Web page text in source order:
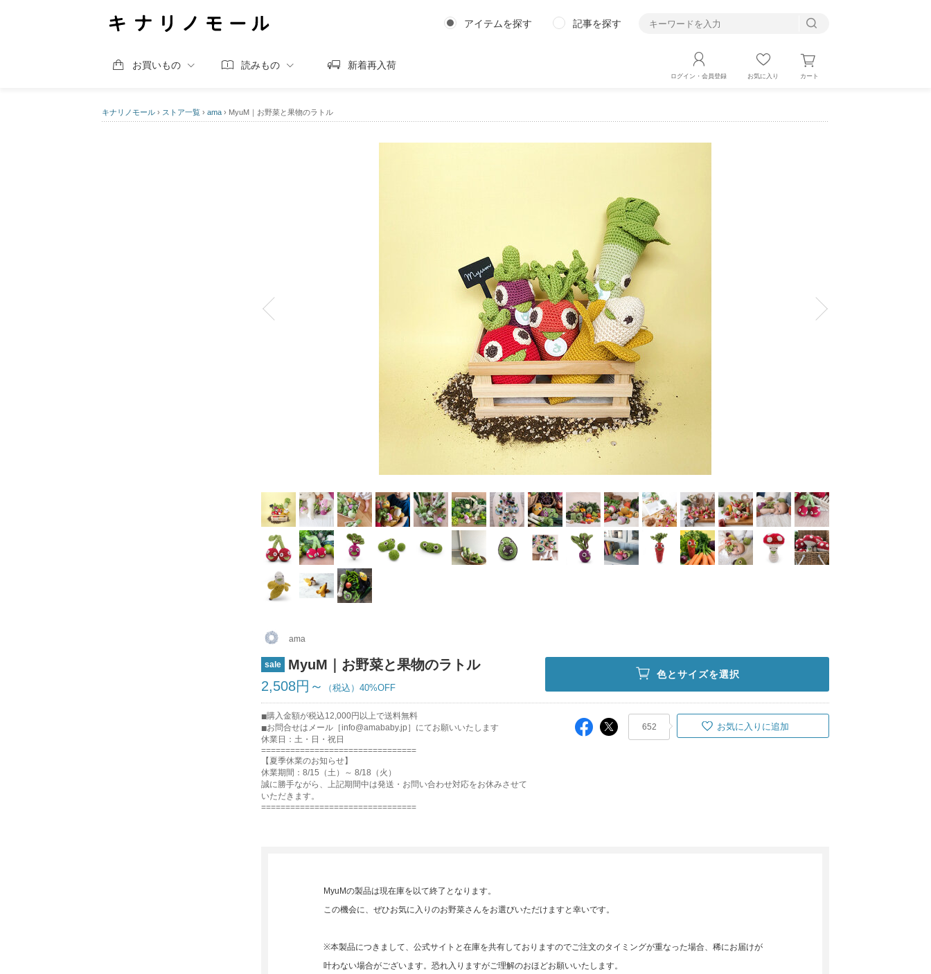
アイテムを探す 記事を探す
お買いもの 読みもの 新着再入荷
ログイン・会員登録 お気に入り カート
キナリノモール › ストア一覧 › ama › MyuM｜お野菜と果物のラトル
ama
sale
MyuM｜お野菜と果物のラトル
2,508円～
40%OFF
色とサイズを選択
購入金額が税込12,000円以上で送料無料
お問合せはメール［info@amababy.jp］にてお願いいたします
休業日：土・日・祝日
================================
【夏季休業のお知らせ】
休業期間：8/15（土）～ 8/18（火）
誠に勝手ながら、上記期間中は発送・お問い合わせ対応をお休みさせて
いただきます。
================================
652 お気に入りに追加
MyuMの製品は現在庫を以て終了となります。
この機会に、ぜひお気に入りのお野菜さんをお選びいただけますと幸いです。
※本製品につきまして、公式サイトと在庫を共有しておりますのでご注文のタイミングが重なった場合、稀にお届けが
叶わない場合がございます。恐れ入りますがご理解のおほどお願いいたします。